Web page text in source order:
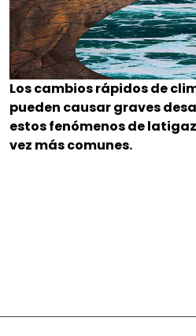
Los cambios rápidos de
pueden causar graves
estos fenómenos de
vez más comunes.